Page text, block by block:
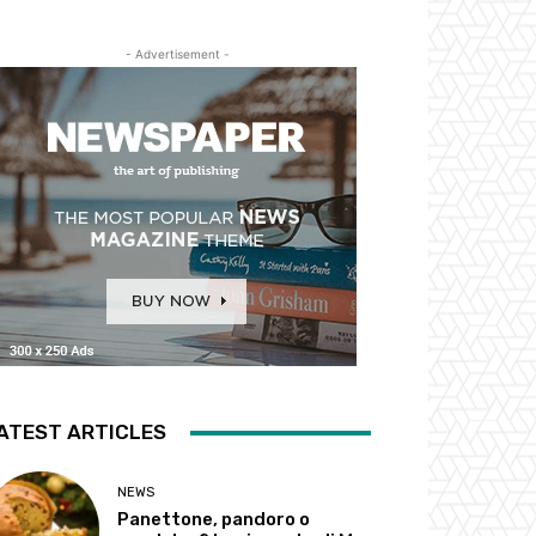
- Advertisement -
ARTICLES
NEWS
Panettone, pandoro o